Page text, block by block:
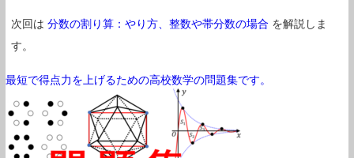
次回は 分数の割り算：やり方、整数や帯分数の場合 を解説しま
す。
最短で得点力を上げるための高校数学の問題集です。